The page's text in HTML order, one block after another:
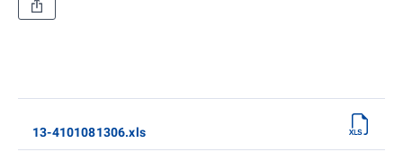
13-4101081306.xls